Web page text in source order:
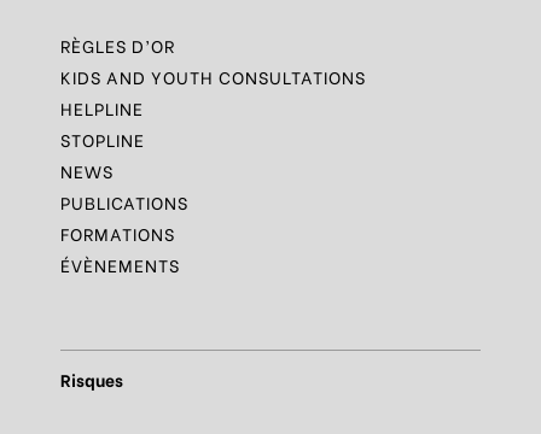
RÈGLES D’OR
KIDS AND YOUTH CONSULTATIONS
HELPLINE
STOPLINE
NEWS
PUBLICATIONS
FORMATIONS
ÉVÈNEMENTS
Risques